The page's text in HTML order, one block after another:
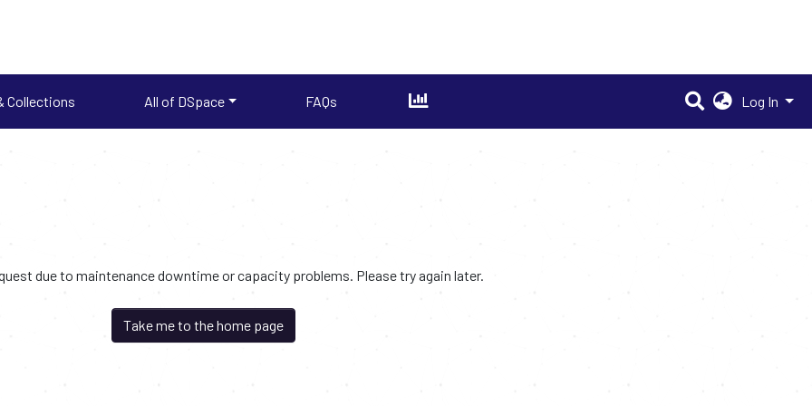
Collections All of DSpace FAQs Log In
due to maintenance downtime or capacity problems. Please try again later.
Take me to the home page